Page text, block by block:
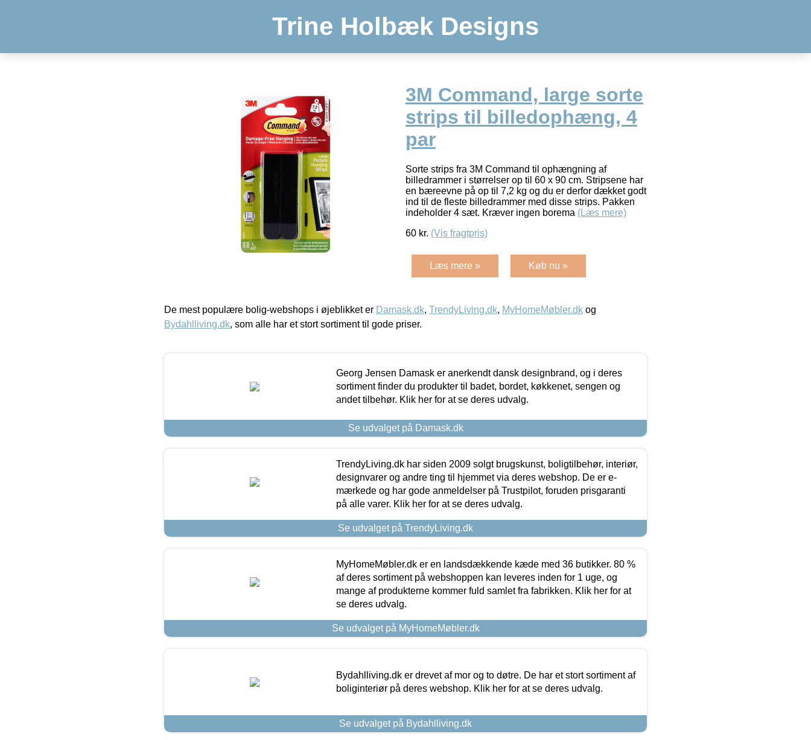
Trine Holbæk Designs
3M Command, large sorte
strips til billedophæng, 4
par
Sorte strips fra 3M Command til ophængning af
billedrammer i størrelser op til 60 x 90 cm. Stripsene har
en bæreevne på op til 7,2 kg og du er derfor dækket godt
ind til de fleste billedrammer med disse strips. Pakken
indeholder 4 sæt. Kræver ingen borema (Læs mere)
60 kr. (Vis fragtpris)
Læs mere » Køb nu »
De mest populære bolig-webshops i øjeblikket er Damask.dk, TrendyLiving.dk, MyHomeMøbler.dk og
Bydahlliving.dk, som alle har et stort sortiment til gode priser.
Georg Jensen Damask er anerkendt dansk designbrand, og i deres
sortiment finder du produkter til badet, bordet, køkkenet, sengen og
andet tilbehør. Klik her for at se deres udvalg.
Se udvalget på Damask.dk
TrendyLiving.dk har siden 2009 solgt brugskunst, boligtilbehør, interiør,
designvarer og andre ting til hjemmet via deres webshop. De er e-
mærkede og har gode anmeldelser på Trustpilot, foruden prisgaranti
på alle varer. Klik her for at se deres udvalg.
Se udvalget på TrendyLiving.dk
MyHomeMøbler.dk er en landsdækkende kæde med 36 butikker. 80 %
af deres sortiment på webshoppen kan leveres inden for 1 uge, og
mange af produkterne kommer fuld samlet fra fabrikken. Klik her for at
se deres udvalg.
Se udvalget på MyHomeMøbler.dk
Bydahlliving.dk er drevet af mor og to døtre. De har et stort sortiment af
boliginteriør på deres webshop. Klik her for at se deres udvalg.
Se udvalget på Bydahlliving.dk